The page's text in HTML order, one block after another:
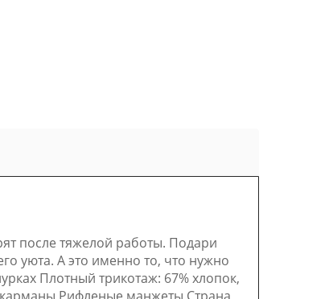
после тяжелой работы. Подари
уюта. А это именно то, что нужно
Плотный трикотаж: 67% хлопок,